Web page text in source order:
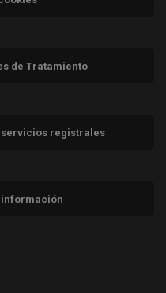
de Tratamiento
registrales
información